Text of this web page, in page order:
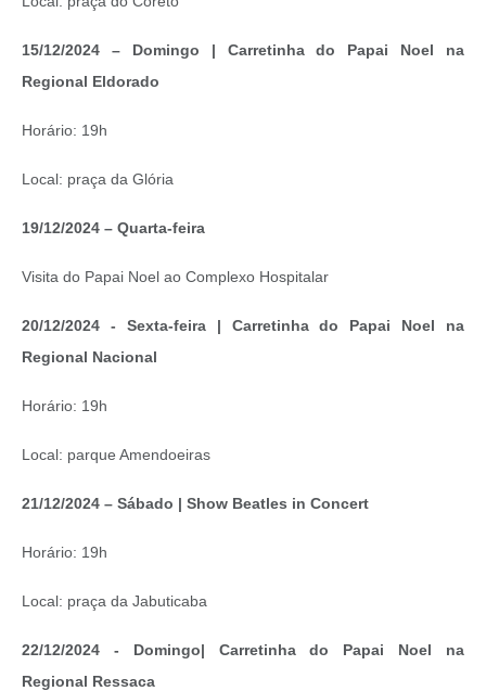
15/12/2024 – Domingo | Carretinha do Papai Noel na
Regional Eldorado
Horário: 19h
Local: praça da Glória
19/12/2024 – Quarta-feira
Visita do Papai Noel ao Complexo Hospitalar
20/12/2024 - Sexta-feira | Carretinha do Papai Noel na
Regional Nacional
Horário: 19h
Local: parque Amendoeiras
21/12/2024 – Sábado | Show Beatles in Concert
Horário: 19h
Local: praça da Jabuticaba
22/12/2024 - Domingo| Carretinha do Papai Noel na
Regional Ressaca